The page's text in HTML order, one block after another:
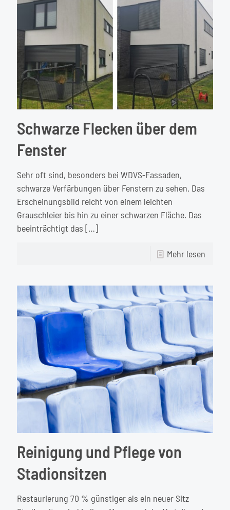
auf
Schwarze Flecken über dem
Fenster
Sehr oft sind, besonders bei WDVS-Fassaden,
schwarze Verfärbungen über Fenstern zu sehen. Das
Erscheinungsbild reicht von einem leichten
Grauschleier bis hin zu einer schwarzen Fläche. Das
beeinträchtigt das […]
Mehr lesen
über
Reinigung und Pflege von
Stadionsitzen
Restaurierung 70 % günstiger als ein neuer Sitz